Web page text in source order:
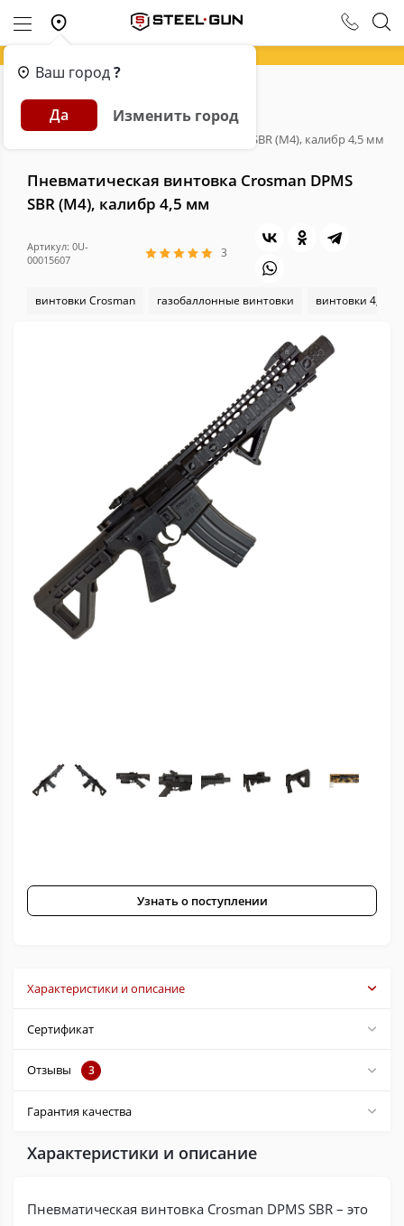
Ваш город?
Да Изменить город
Главная Каталог
Пневматические винтовки
Пневматическая винтовка Crosman DPMS SBR (М4), калибр 4,5 мм
Пневматическая винтовка Crosman DPMS
SBR (М4), калибр 4,5 мм
Артикул: 0U-
00015607
3
винтовки Crosman газобаллонные винтовки винтовки 4,5
Узнать о поступлении
Характеристики и описание
Сертификат
Отзывы 3
Гарантия качества
Характеристики и описание
Пневматическая винтовка Crosman DPMS SBR – это